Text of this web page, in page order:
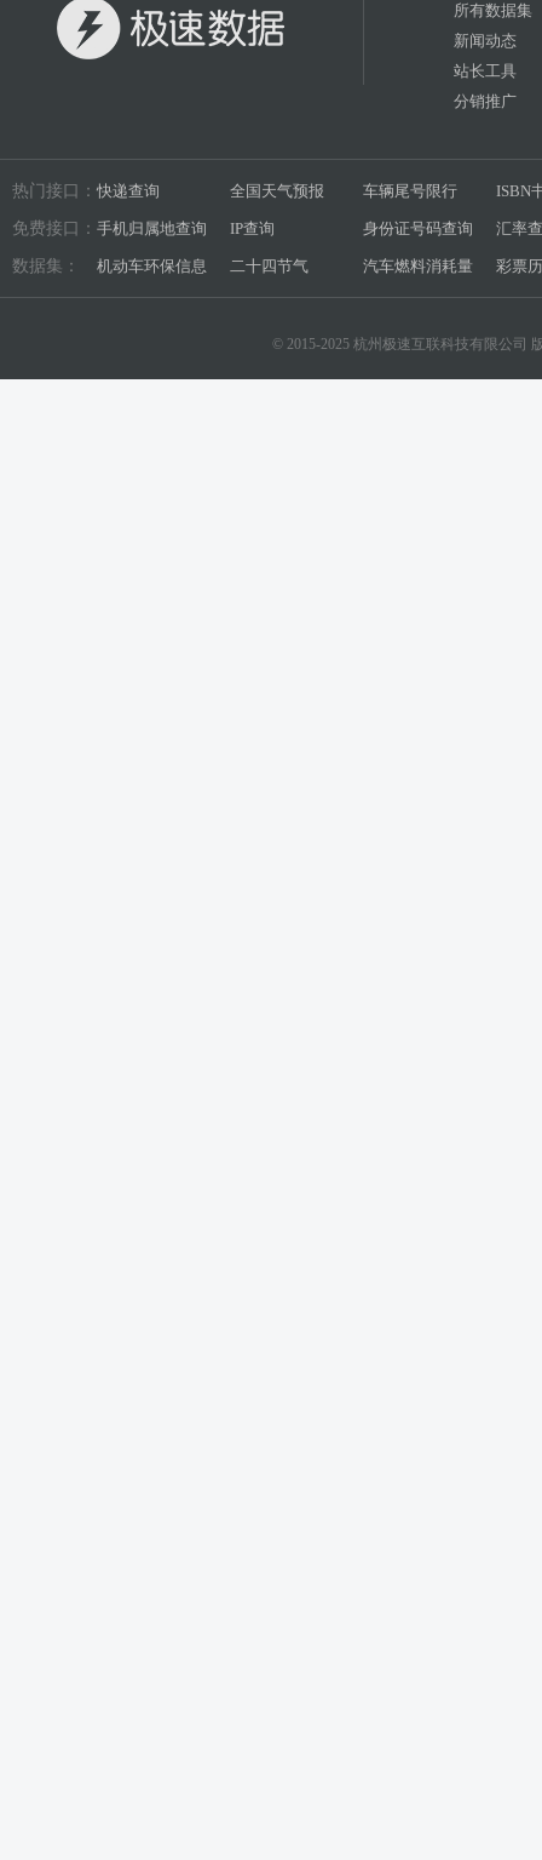
所有数据集
新闻动态
站长工具
分销推广
热门接口： 快递查询 全国天气预报 车辆尾号限行 ISBN
免费接口： 手机归属地查询 IP查询 身份证号码查询 汇率
数据集： 机动车环保信息 二十四节气 汽车燃料消耗量 彩票
© 2015-2025 杭州极速互联科技有限公司